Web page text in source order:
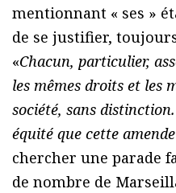
mentionnant « ses »
de se justifier,
«Chacun, particulier,
les mêmes droits et les
société, sans
équité que cette
chercher une parade
de nombre de